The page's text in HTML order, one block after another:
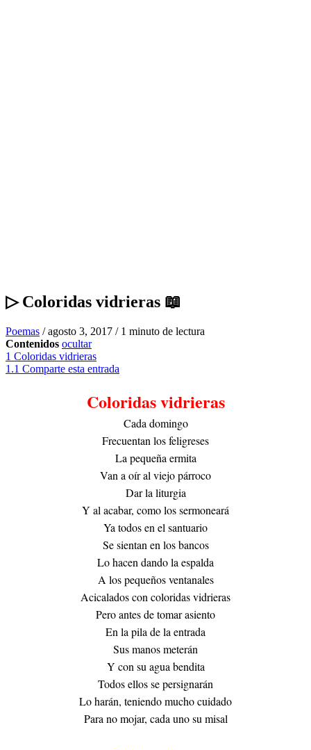
▷ Coloridas vidrieras 📖
Poemas /agosto 3, 2017 / 1 minuto de lectura
Contenidos ocultar
1 Coloridas vidrieras
1.1 Comparte esta entrada
Coloridas vidrieras
Cada domingo
Frecuentan los feligreses
La pequeña ermita
Van a oír al viejo párroco
Dar la liturgia
Y al acabar, como los sermoneará
Ya todos en el santuario
Se sientan en los bancos
Lo hacen dando la espalda
A los pequeños ventanales
Acicalados con coloridas vidrieras
Pero antes de tomar asiento
En la pila de la entrada
Sus manos meterán
Y con su agua bendita
Todos ellos se persignarán
Lo harán, teniendo mucho cuidado
Para no mojar, cada uno su misal